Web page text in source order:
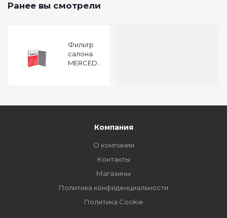
Ранее вы смотрели
Фильтр
салона
MERCEDES
Компания
О компании
Контакты
Магазины
Политика конфиденциальности
Политика Cookie